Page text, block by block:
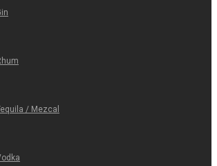
/ Mezcal